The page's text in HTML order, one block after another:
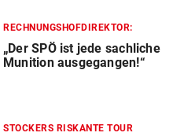
RECHNUNGSHOFDIREKTOR:
„Der SPÖ ist jede sachliche
Munition ausgegangen!“
STOCKERS RISKANTE TOUR